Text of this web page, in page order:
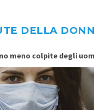
DELLA
meno colpite degli